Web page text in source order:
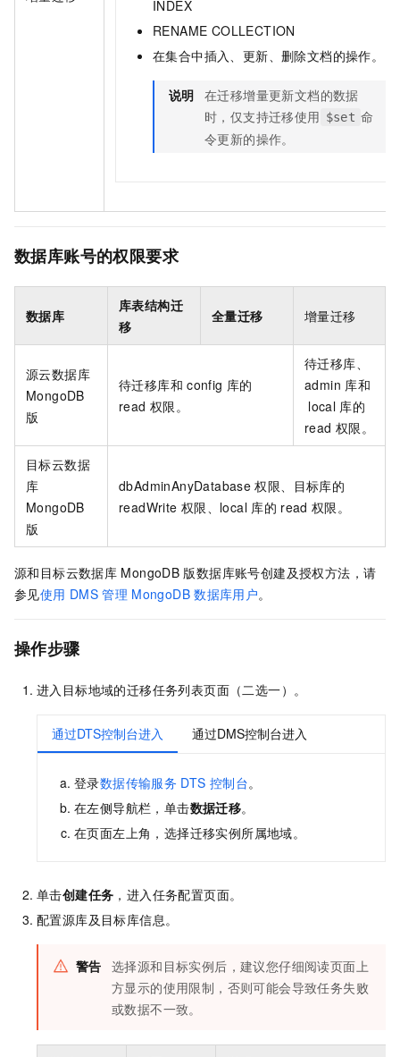
INDEX
RENAME COLLECTION
在集合中插入、更新、删除文档的操作。
说明 在迁移增量更新文档的数据
时，仅支持迁移使用 $set 命
令更新的操作。
数据库账号的权限要求
数据库
库表结构迁
移
全量迁移 增量迁移
源云数据库
MongoDB
版
待迁移库和 config 库的
read 权限。
待迁移库、
admin 库和
local 库的
read 权限。
目标云数据
库
MongoDB
版
dbAdminAnyDatabase 权限、目标库的
readWrite 权限、local 库的 read 权限。
源和目标云数据库 MongoDB 版数据库账号创建及授权方法，请
参见使用 DMS 管理 MongoDB 数据库用户。
操作步骤
进入目标地域的迁移任务列表页面（二选一）。
通过DTS控制台进入 通过DMS控制台进入
登录数据传输服务 DTS 控制台。
在左侧导航栏，单击数据迁移。
在页面左上角，选择迁移实例所属地域。
单击创建任务 ，进入任务配置页面。
配置源库及目标库信息。
警告 选择源和目标实例后，建议您仔细阅读页面上
方显示的使用限制，否则可能会导致任务失败
或数据不一致。